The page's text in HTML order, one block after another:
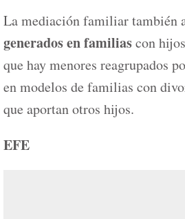
La mediación familiar también
generados en familiascon
que hay menores reagrupados
en modelos de familias con
que aportan otros hijos.
EFE